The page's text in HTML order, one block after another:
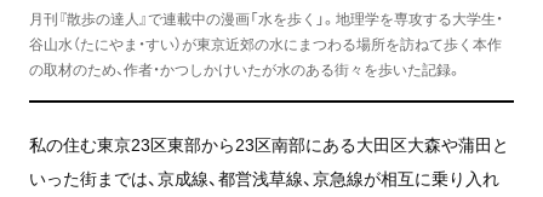
月刊『散歩の達人』で連載中の漫画「水を歩く」。地理学を専攻する大学生・
谷山水（たにやま・すい）が東京近郊の水にまつわる場所を訪ねて歩く本作
の取材のため、作者・かつしかけいたが水のある街々を歩いた記録。
私の住む東京23区東部から23区南部にある大田区大森や蒲田と
いった街までは、京成線、都営浅草線、京急線が相互に乗り入れ